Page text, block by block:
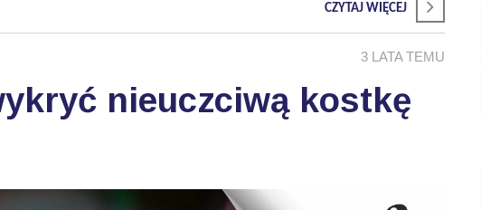
CZYTAJ WIĘCEJ
3 LATA TEMU
nieuczciwą kostkę